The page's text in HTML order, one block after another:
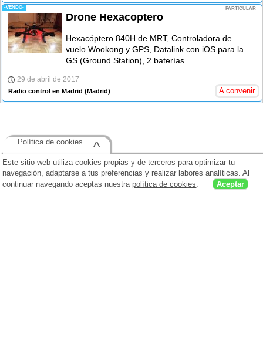
-VENDO- PARTICULAR
Drone Hexacoptero
Hexacóptero 840H de MRT, Controladora de
vuelo Wookong y GPS, Datalink con iOS para la
GS (Ground Station), 2 baterías
29 de abril de 2017
Radio control en Madrid (Madrid) A convenir
Este sitio web utiliza cookies propias y de terceros para optimizar tu
navegación, adaptarse a tus preferencias y realizar labores analíticas. Al
continuar navegando aceptas nuestrapolítica de cookies. Aceptar
Política de cookies ^